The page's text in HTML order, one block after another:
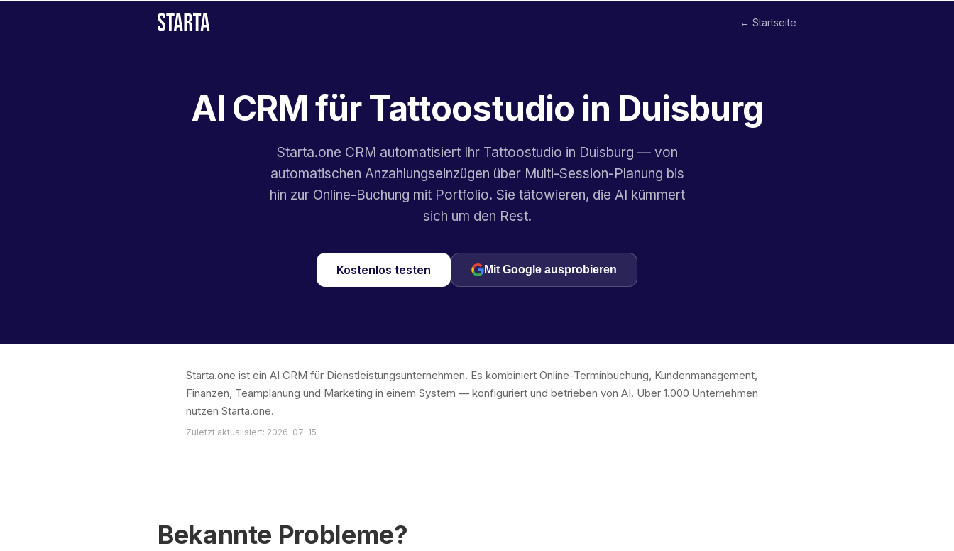
← Startseite
AI CRM für Tattoostudio in Duisburg
Starta.one CRM automatisiert Ihr Tattoostudio in Duisburg — von
automatischen Anzahlungseinzügen über Multi-Session-Planung bis
hin zur Online-Buchung mit Portfolio. Sie tätowieren, die AI kümmert
sich um den Rest.
Kostenlos testen Mit Google ausprobieren
Starta.one ist ein AI CRM für Dienstleistungsunternehmen. Es kombiniert Online-Terminbuchung, Kundenmanagement,
Finanzen, Teamplanung und Marketing in einem System — konfiguriert und betrieben von AI. Über 1.000 Unternehmen
nutzen Starta.one.
Zuletzt aktualisiert: 2026-07-15
Bekannte Probleme?